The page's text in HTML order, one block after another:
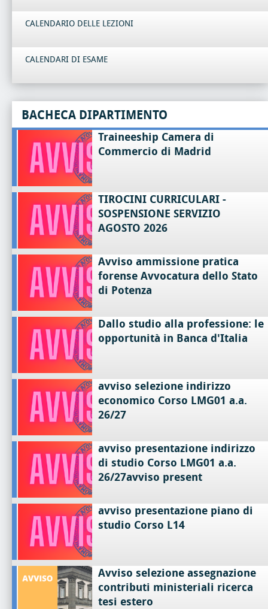
CALENDARIO DELLE LEZIONI
CALENDARI DI ESAME
BACHECA DIPARTIMENTO
Traineeship Camera di
Commercio di Madrid
TIROCINI CURRICULARI -
SOSPENSIONE SERVIZIO
AGOSTO 2026
Avviso ammissione pratica
forense Avvocatura dello Stato
di Potenza
Dallo studio alla professione: le
opportunità in Banca d'Italia
avviso selezione indirizzo
economico Corso LMG01 a.a.
26/27
avviso presentazione indirizzo
di studio Corso LMG01 a.a.
26/27avviso present
avviso presentazione piano di
studio Corso L14
Avviso selezione assegnazione
contributi ministeriali ricerca
tesi estero